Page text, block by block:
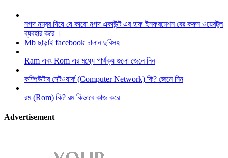
নগদ নম্বর দিয়ে যে কারো নগদ একাউন্ট এর হাফ ইনফরমেশন বের করুন ওয়েবটুল
ব্যবহার করে ।
Mb ছাড়াই facebook চালান ছবিসহ
Ram এবং Rom এর মধ্যে পার্থক্য গুলো জেনে নিন
কম্পিউটার নেটওয়ার্ক (Computer Network) কি? জেনে নিন
রম (Rom) কি? রম কিভাবে কাজ করে
Advertisement